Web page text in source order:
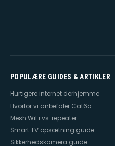
POPULÆRE GUIDES & ARTIKLER
Hurtigere internet derhjemme
Hvorfor vi anbefaler Cat6a
Mesh WiFi vs. repeater
Smart TV opsætning guide
Sikkerhedskamera guide